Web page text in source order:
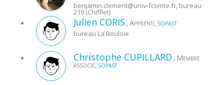
benjamin.clement@univ-fcomte.fr, bureau
219 (Chifflet)
Julien CORIS Apprenti SOPAST
bureau La Bouloie
Christophe CUPILLARD Membre
associé SOPAST